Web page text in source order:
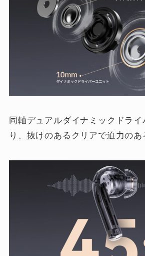
同軸デュアルダイナミックドラ
り、抜けのあるクリアで迫力のあ